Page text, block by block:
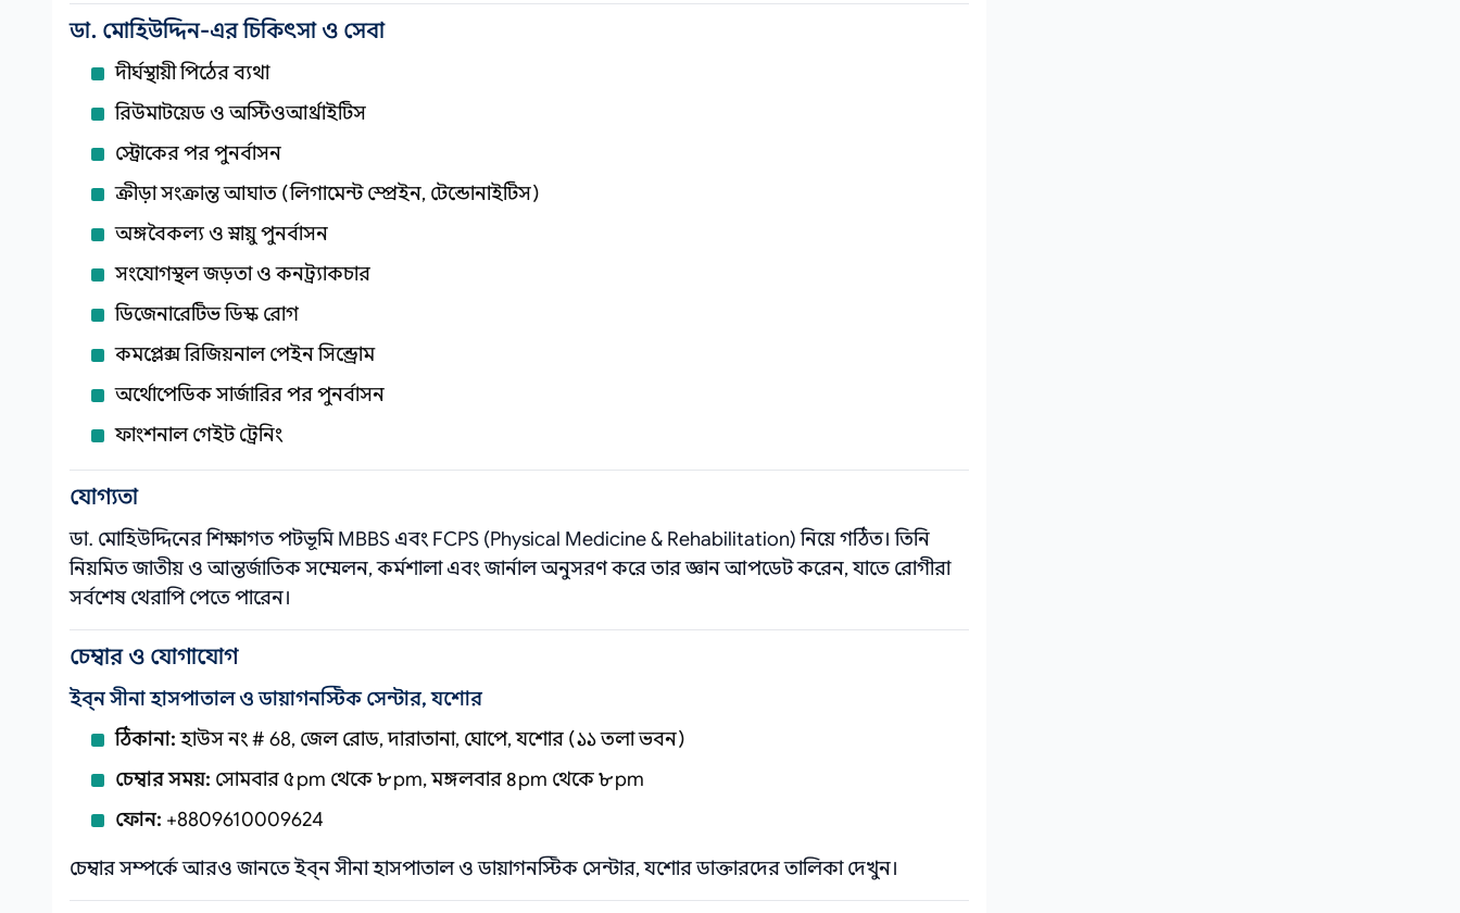
ডা. মোহিউদ্দিন-এর চিকিৎসা ও সেবা
দীর্ঘস্থায়ী পিঠের ব্যথা
রিউমাটয়েড ও অস্টিওআর্থ্রাইটিস
স্ট্রোকের পর পুনর্বাসন
ক্রীড়া সংক্রান্ত আঘাত (লিগামেন্ট স্প্রেইন, টেন্ডোনাইটিস)
অঙ্গবৈকল্য ও স্নায়ু পুনর্বাসন
সংযোগস্থল জড়তা ও কনট্র্যাকচার
ডিজেনারেটিভ ডিস্ক রোগ
কমপ্লেক্স রিজিয়নাল পেইন সিন্ড্রোম
অর্থোপেডিক সার্জারির পর পুনর্বাসন
ফাংশনাল গেইট ট্রেনিং
যোগ্যতা
ডা. মোহিউদ্দিনের শিক্ষাগত পটভূমি MBBS এবং FCPS (Physical Medicine & Rehabilitation) নিয়ে গঠিত। তিনি
নিয়মিত জাতীয় ও আন্তর্জাতিক সম্মেলন, কর্মশালা এবং জার্নাল অনুসরণ করে তার জ্ঞান আপডেট করেন, যাতে রোগীরা
সর্বশেষ থেরাপি পেতে পারেন।
চেম্বার ও যোগাযোগ
ইব্ন সীনা হাসপাতাল ও ডায়াগনস্টিক সেন্টার, যশোর
ঠিকানা:হাউস নং # 68, জেল রোড, দারাতানা, ঘোপে, যশোর (১১ তলা ভবন)
চেম্বার সময়: সোমবার ৫ pm থেকে ৮ pm, মঙ্গলবার ৪ pm থেকে ৮ pm
ফোন: +8809610009624
চেম্বার সম্পর্কে আরও জানতে ইব্ন সীনা হাসপাতাল ও ডায়াগনস্টিক সেন্টার, যশোর ডাক্তারদের তালিকা দেখুন।